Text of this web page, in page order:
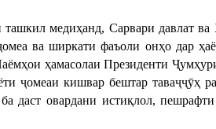
медиҳанд, Сарвари давлат ва
ва ширкати фаъоли онҳо дар
ҳамасолаи Президенти
ҷомеаи кишвар бештар таваҷҷӯҳ
овардани истиқлол, пешрафти